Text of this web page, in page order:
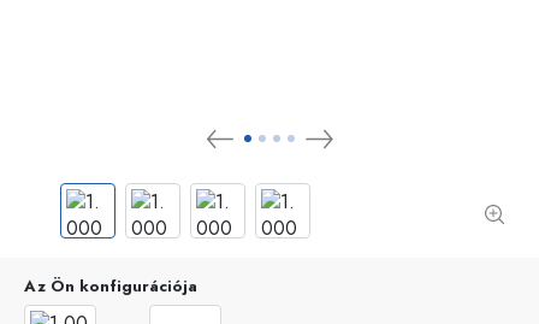
Az Ön konfigurációja